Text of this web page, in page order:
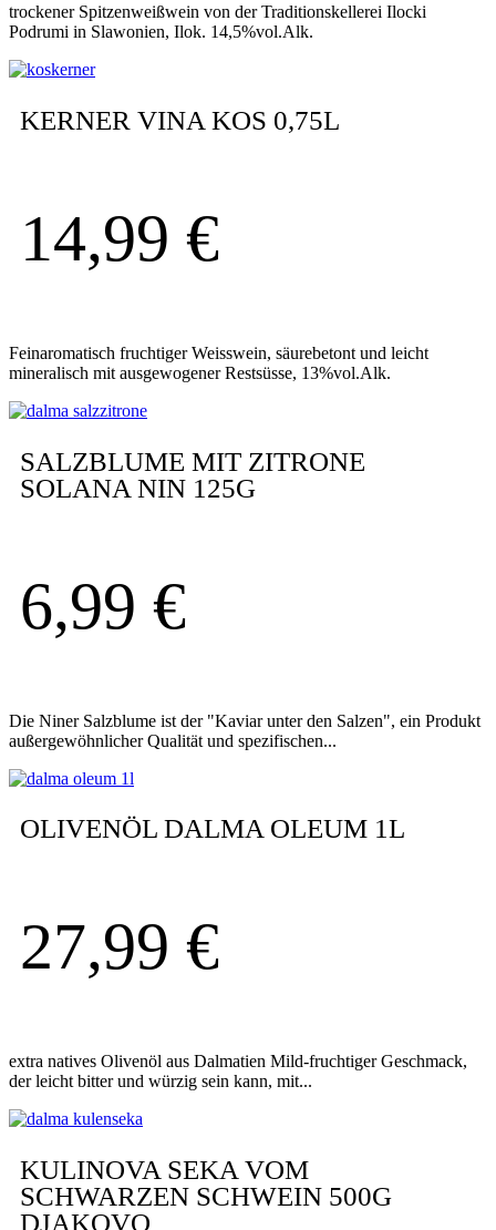
trockener Spitzenweißwein von der Traditionskellerei Ilocki
Podrumi in Slawonien, Ilok. 14,5%vol.Alk.
KERNER VINA KOS 0,75L
14,99 €
Feinaromatisch fruchtiger Weisswein, säurebetont und leicht
mineralisch mit ausgewogener Restsüsse, 13%vol.Alk.
SALZBLUME MIT ZITRONE
SOLANA NIN 125G
6,99 €
Die Niner Salzblume ist der "Kaviar unter den Salzen", ein Produkt
außergewöhnlicher Qualität und spezifischen...
OLIVENÖL DALMA OLEUM 1L
27,99 €
extra natives Olivenöl aus Dalmatien Mild-fruchtiger Geschmack,
der leicht bitter und würzig sein kann, mit...
KULINOVA SEKA VOM
SCHWARZEN SCHWEIN 500G
DJAKOVO